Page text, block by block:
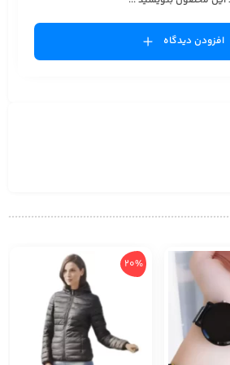
افزودن دیدگاه
20%